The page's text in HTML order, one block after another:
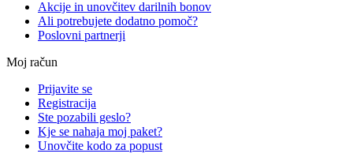
Akcije in unovčitev darilnih bonov
Ali potrebujete dodatno pomoč?
Poslovni partnerji
Moj račun
Prijavite se
Registracija
Ste pozabili geslo?
Kje se nahaja moj paket?
Unovčite kodo za popust